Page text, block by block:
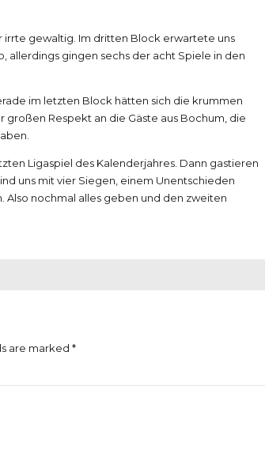
irrte gewaltig. Im dritten Block erwartete uns
allerdings gingen sechs der acht Spiele in den
im letzten Block hätten sich die krummen
Respekt an die Gäste aus Bochum, die
Ligaspiel des Kalenderjahres. Dann gastieren
uns mit vier Siegen, einem Unentschieden
Also nochmal alles geben und den zweiten
are marked *